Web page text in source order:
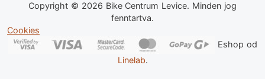
Copyright © 2026 Bike Centrum Levice. Minden jog
fenntartva.
Cookies
Eshop od
Linelab.